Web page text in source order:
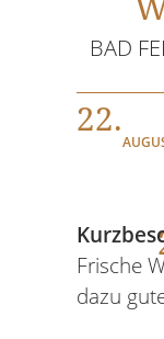
BAD
22.
Frische
dazu